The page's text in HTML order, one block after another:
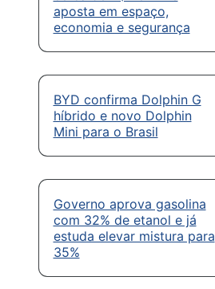
aposta em espaço,
economia e segurança
BYD confirma Dolphin G
híbrido e novo Dolphin
Mini para o Brasil
Governo aprova gasolina
com 32% de etanol e já
estuda elevar mistura para
35%